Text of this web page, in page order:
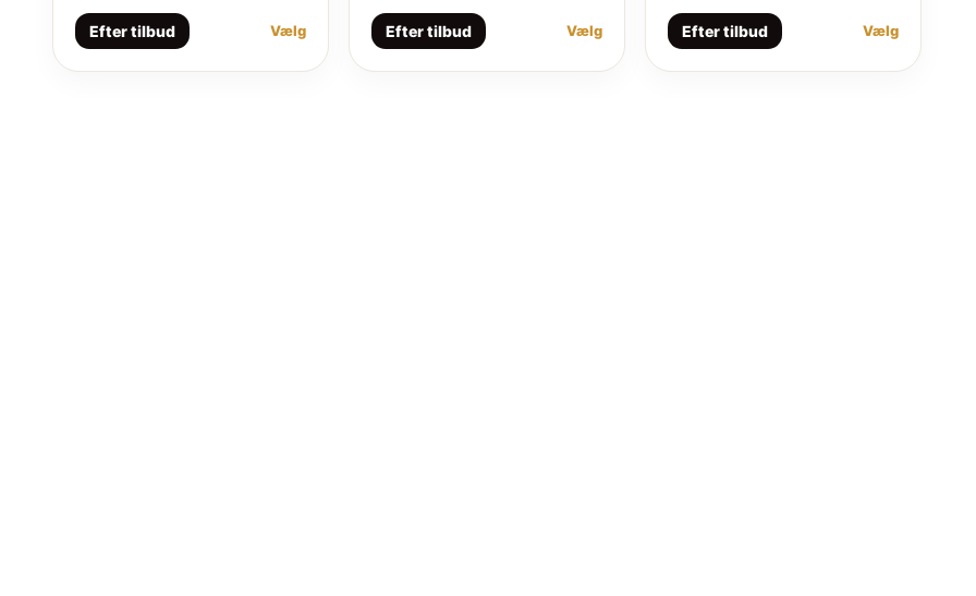
Efter tilbud Vælg Efter tilbud Vælg Efter tilbud Vælg